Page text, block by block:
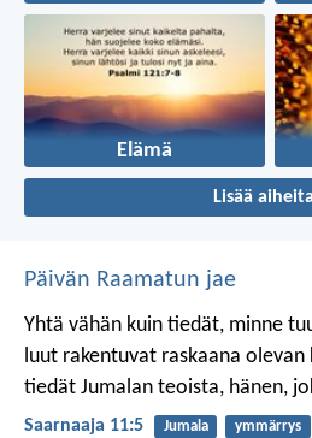
Elämä
Lisää
Päivän Raamatun jae
Yhtä vähän kuin tiedät, minne
luut rakentuvat raskaana olevan
tiedät Jumalan teoista, hänen,
Saarnaaja 11:5 Jumala ymmärrys